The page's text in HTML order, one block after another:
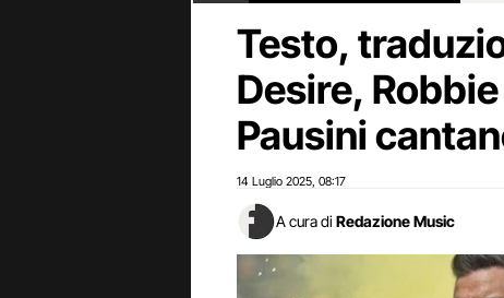
Testo,
Desire,
Pausini
14 Luglio 2025 08:17
A cura di Redazione Music